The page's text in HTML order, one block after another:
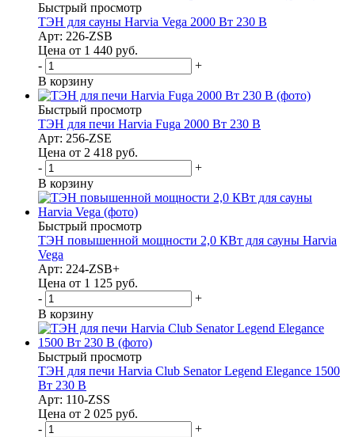
Быстрый просмотр
ТЭН для сауны Harvia Vega 2000 Вт 230 В
Арт: 226-ZSB
Цена от 1 440 руб.
-
+
В корзину
Быстрый просмотр
ТЭН для печи Harvia Fuga 2000 Вт 230 В
Арт: 256-ZSE
Цена от 2 418 руб.
-
+
В корзину
Быстрый просмотр
ТЭН повышенной мощности 2,0 КВт для сауны Harvia
Vega
Арт: 224-ZSB+
Цена от 1 125 руб.
-
+
В корзину
Быстрый просмотр
ТЭН для печи Harvia Club Senator Legend Elegance 1500
Вт 230 В
Арт: 110-ZSS
Цена от 2 025 руб.
-
+